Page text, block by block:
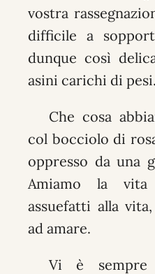
vostra
difficile a
dunque così
asini carichi di pesi.
Che cosa
col bocciolo di
oppresso da una
Amiamo la
assuefatti alla
ad amare.
Vi è